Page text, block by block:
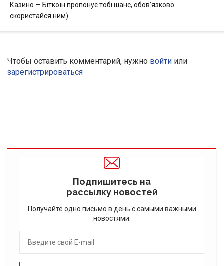
Казино — Біткоїн пропонує тобі шанс, обов’язково
скористайся ним)
Чтобы оставить комментарий, нужно войти или
зарегистрироваться
Подпишитесь на
рассылку новостей
Получайте одно письмо в день с самыми важными
новостями.